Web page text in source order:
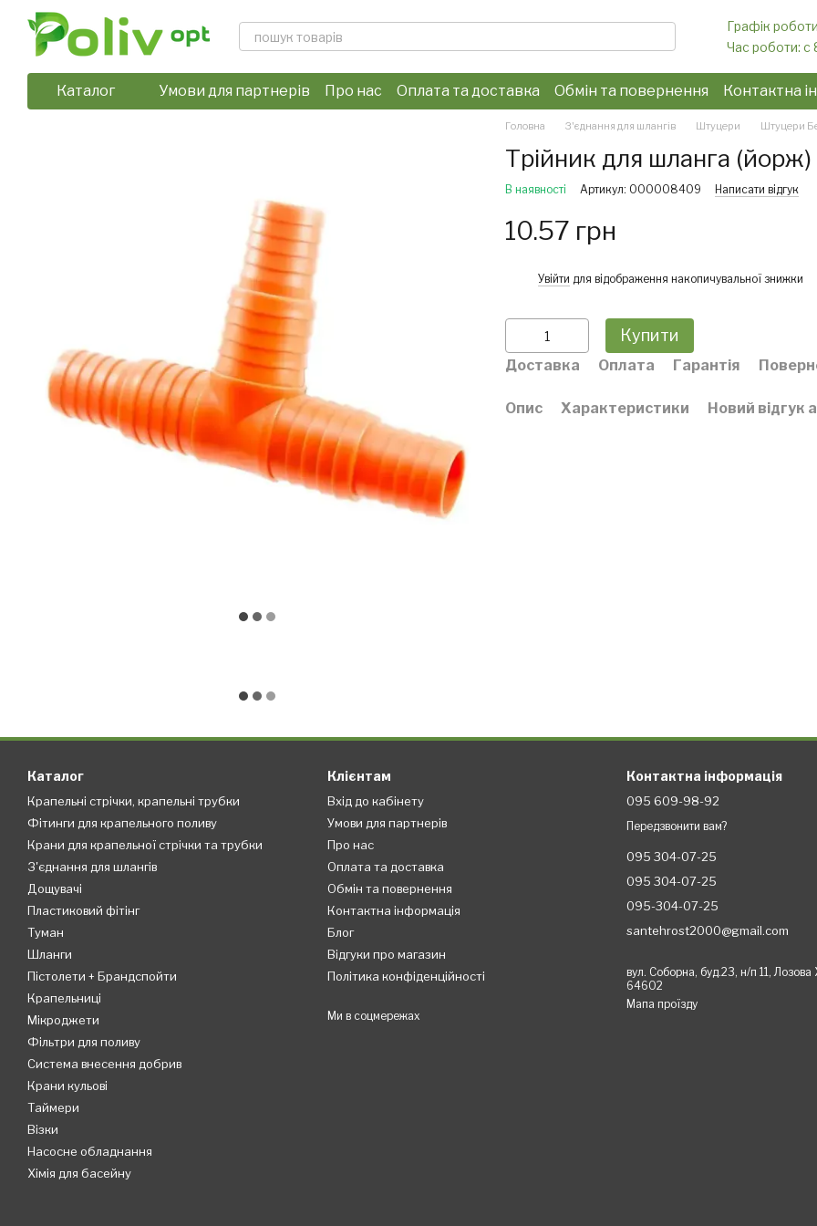
Перейти до основного контенту
Графік
Час роботи: c
Каталог Умови для партнерів Про нас Оплата та доставка Обмін та повернення Контактна
Відгуки про магазин
Політика конфіденційності
Головна З'єднання для шлангів Штуцери Штуцери
Трійник для шланга
В наявності Артикул: 000008409 Написати відгук
10.57 грн
Увійти для відображення накопичувальної знижки
Купити
Доставка Оплата Гарантія
Опис Характеристики Новий відгук
Каталог
Крапельні стрічки, крапельні трубки
Фітинги для крапельного поливу
Крани для крапельної стрічки та трубки
З'єднання для шлангів
Дощувачі
Пластиковий фітінг
Туман
Шланги
Пістолети + Брандспойти
Крапельниці
Мікроджети
Фільтри для поливу
Система внесення добрив
Крани кульові
Таймери
Візки
Насосне обладнання
Хімія для басейну
Клієнтам
Вхід до кабінету
Умови для партнерів
Про нас
Оплата та доставка
Обмін та повернення
Контактна інформація
Блог
Відгуки про магазин
Політика конфіденційності
Ми в соцмережах
Контактна інформація
095 609-98-92
Передзвонити вам?
095 304-07-25
095 304-07-25
095-304-07-25
santehrost2000@gmail.com
вул. Соборна, буд.23, н/п 11, Лозова
64602
Мапа проїзду